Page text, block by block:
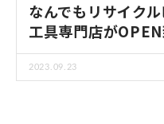
なんでもリサイク
工具専門店が
2023.09.23